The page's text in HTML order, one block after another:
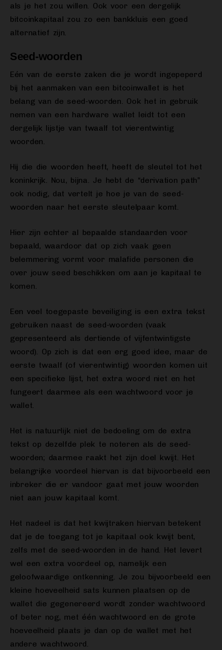
als je het zou willen. Ook voor een dergelijk
bitcoinkapitaal zou zo een bankkluis een goed
alternatief zijn.
Seed-woorden
Eén van de eerste zaken die je wordt ingepeperd
bij het aanmaken van een bitcoinwallet is het
belang van de seed-woorden. Ook het in gebruik
nemen van een hardware wallet leidt tot een
dergelijk lijstje van twaalf tot vierentwintig
woorden.
Hij die die woorden heeft, heeft de sleutel tot het
koninkrijk. Nou, bijna. Je hebt de “derivation path”
ook nodig, dat vertelt je hoe je van de seed-
woorden naar het eerste sleutelpaar komt.
Hier zijn echter al bepaalde standaarden voor
bepaald, waardoor dat op zich vaak geen
belemmering vormt voor malafide personen die
over jouw seed beschikken om aan je kapitaal te
komen.
Een veel toegepaste beveiliging is een extra tekst
gebruiken naast de seed-woorden (vaak
gepresenteerd als dertiende of vijfentwintigste
woord). Op zich is dat een erg goed idee, maar de
eerste twaalf (of vierentwintig) woorden komen uit
een specifieke lijst, het extra woord niet en het
fungeert daarmee als een wachtwoord voor je
wallet.
Het is natuurlijk niet de bedoeling om de extra
tekst op dezelfde plek te noteren als de seed-
woorden; daarmee raakt het zijn doel kwijt. Het
belangrijke voordeel hiervan is dat bijvoorbeeld een
inbreker die er vandoor gaat met jouw woorden
niet aan jouw kapitaal komt.
Het nadeel is dat het kwijtraken hiervan betekent
dat je de toegang tot je kapitaal ook kwijt bent,
zelfs met de seed-woorden in de hand. Het levert
wel een extra voordeel op, namelijk een
geloofwaardige ontkenning. Je zou bijvoorbeeld een
kleine hoeveelheid sats kunnen plaatsen op de
wallet die gegenereerd wordt zonder wachtwoord
of beter nog, met één wachtwoord en de grote
hoeveelheid plaats je dan op de wallet met het
andere wachtwoord.